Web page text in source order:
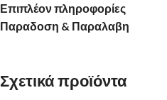
Επιπλέον πληροφορίες
Παραδοση & Παραλαβη
Σχετικά προϊόντα